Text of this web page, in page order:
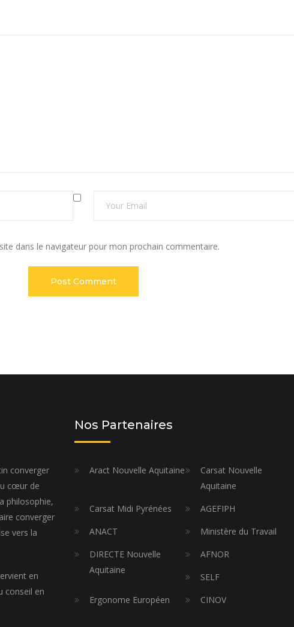
dans le navigateur pour mon prochain commentaire.
converger
cœur de
philosophie,
converger
vers la
en
conseil en
Nos Partenaires
Aract Nouvelle Aquitaine
Carsat Nouvelle
Aquitaine
Carsat Midi Pyrénées
AGEFIPH
ANACT
Ministère du Travail
DIRECTE Nouvelle
Aquitaine
AFNOR
SELF
Ergonome Européen
CINOV